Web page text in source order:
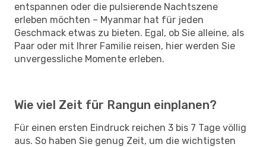
entspannen oder die pulsierende Nachtszene
erleben möchten – Myanmar hat für jeden
Geschmack etwas zu bieten. Egal, ob Sie alleine, als
Paar oder mit Ihrer Familie reisen, hier werden Sie
unvergessliche Momente erleben.
Wie viel Zeit für Rangun einplanen?
Für einen ersten Eindruck reichen 3 bis 7 Tage völlig
aus. So haben Sie genug Zeit, um die wichtigsten